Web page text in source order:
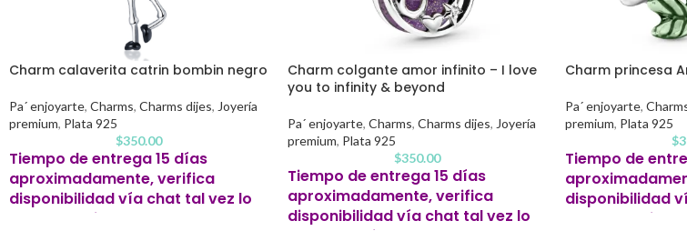
Charm calaverita catrin bombin negro
Pa´ enjoyarte, Charms, Charms dijes, Joyería
premium, Plata 925
$350.00
Tiempo de entrega 15 días
aproximadamente, verifica
disponibilidad vía chat tal vez lo
tengamos listo antes.
Charm colgante amor infinito – I love
you to infinity & beyond
Pa´ enjoyarte, Charms, Charms dijes, Joyería
premium, Plata 925
$350.00
Tiempo de entrega 15 días
aproximadamente, verifica
disponibilidad vía chat tal vez lo
tengamos listo antes.
Charm princesa
Pa´ enjoyarte,
premium, Plata 925
$
Tiempo de
disponibilidad
tengamos listo